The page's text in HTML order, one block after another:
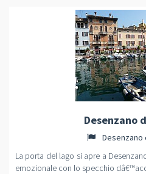
Desenzano
Desenzano
La porta del lago si apre a
emozionale con lo specchio